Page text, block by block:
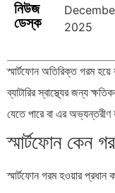
নিউজ
ডেস্ক
2025
স্মার্টফোন অতিরিক্ত গরম হয়ে
ব্যাটারির স্বাস্থ্যের জন্য
যেতে পারে বা এর অভ্যন্তরীণ
স্মার্টফোন কেন
স্মার্টফোন গরম হওয়ার প্রধান